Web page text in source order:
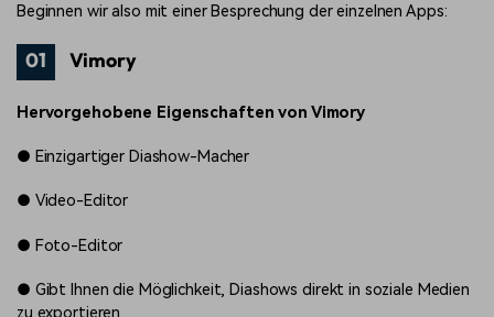
Beginnen wir also mit einer Besprechung der einzelnen Apps:
01 Vimory
Hervorgehobene Eigenschaften von Vimory
● Einzigartiger Diashow-Macher
● Video-Editor
● Foto-Editor
● Gibt Ihnen die Möglichkeit, Diashows direkt in soziale Medien
zu exportieren